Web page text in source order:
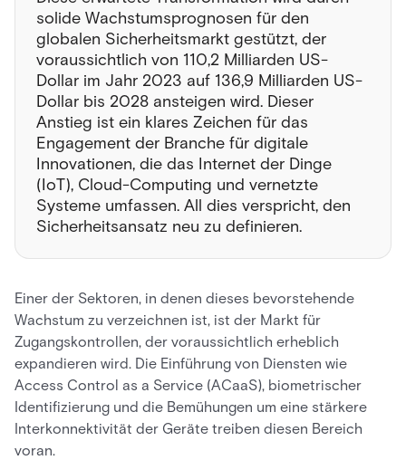
solide Wachstumsprognosen für den
globalen Sicherheitsmarkt gestützt, der
voraussichtlich von 110,2 Milliarden US-
Dollar im Jahr 2023 auf 136,9 Milliarden US-
Dollar bis 2028 ansteigen wird. Dieser
Anstieg ist ein klares Zeichen für das
Engagement der Branche für digitale
Innovationen, die das Internet der Dinge
(IoT), Cloud-Computing und vernetzte
Systeme umfassen. All dies verspricht, den
Sicherheitsansatz neu zu definieren.
Einer der Sektoren, in denen dieses bevorstehende
Wachstum zu verzeichnen ist, ist der Markt für
Zugangskontrollen, der voraussichtlich erheblich
expandieren wird. Die Einführung von Diensten wie
Access Control as a Service (ACaaS), biometrischer
Identifizierung und die Bemühungen um eine stärkere
Interkonnektivität der Geräte treiben diesen Bereich
voran.